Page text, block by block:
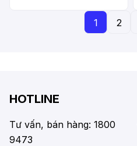
1 2
HOTLINE
Tư vấn, bán hàng: 1800
9473